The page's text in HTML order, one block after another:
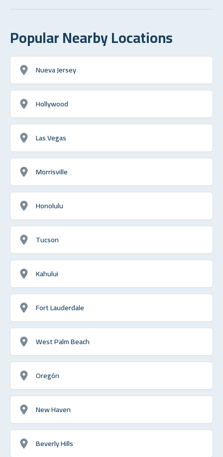
Popular Nearby Locations
Nueva Jersey
Hollywood
Las Vegas
Morrisville
Honolulu
Tucson
Kahului
Fort Lauderdale
West Palm Beach
Oregón
New Haven
Beverly Hills